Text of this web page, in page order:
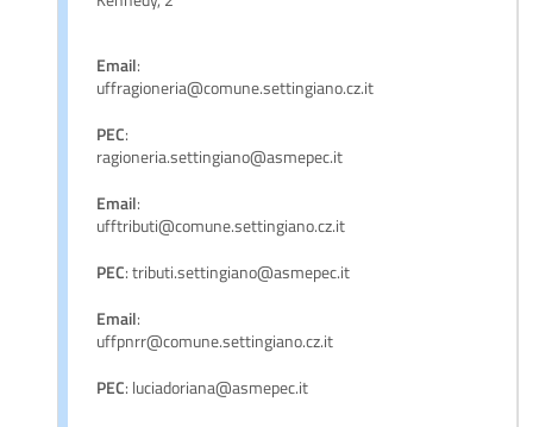
Email:
uffragioneria@comune.settingiano.cz.it
PEC:
ragioneria.settingiano@asmepec.it
Email:
ufftributi@comune.settingiano.cz.it
PEC: tributi.settingiano@asmepec.it
Email:
uffpnrr@comune.settingiano.cz.it
PEC: luciadoriana@asmepec.it